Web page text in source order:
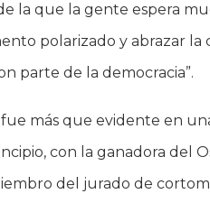
la que la gente espera
polarizado y abrazar
parte de la democracia”.
fue más que evidente en
con la ganadora del
del jurado de